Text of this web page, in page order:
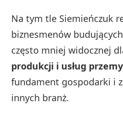
Na tym tle Siemieńczuk
biznesmenów
często mniej widocznej
produkcji i usług
fundament gospodarki i
innych branż.